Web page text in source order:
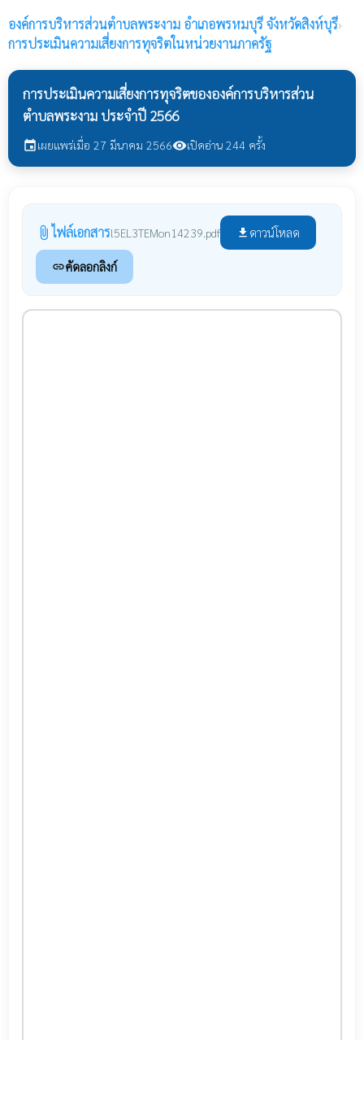
องค์การบริหารส่วนตำบลพระงาม อำเภอพรหมบุรี จังหวัดสิงห์บุรี›
การประเมินความเสี่ยงการทุจริตในหน่วยงานภาครัฐ
การประเมินความเสี่ยงการทุจริตขององค์การบริหารส่วน
ตำบลพระงาม ประจำปี 2566
eventเผยแพร่เมื่อ 27 มีนาคม 2566visibilityเปิดอ่าน 244 ครั้ง
attach_file ไฟล์เอกสารl5EL3TEMon14239.pdf file_download ดาวน์โหลด
linkคัดลอกลิงก์